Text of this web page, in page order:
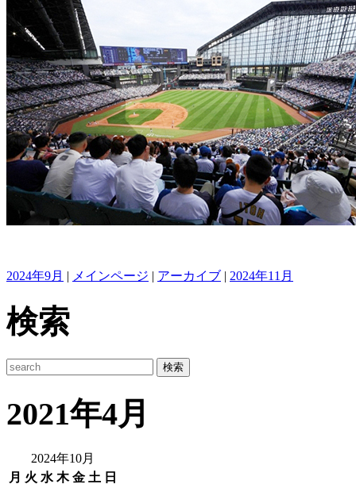
2024年9月 | メインページ | アーカイブ | 2024年11月
検索
2021年4月
2024年10月
月 火 水 木 金 土 日